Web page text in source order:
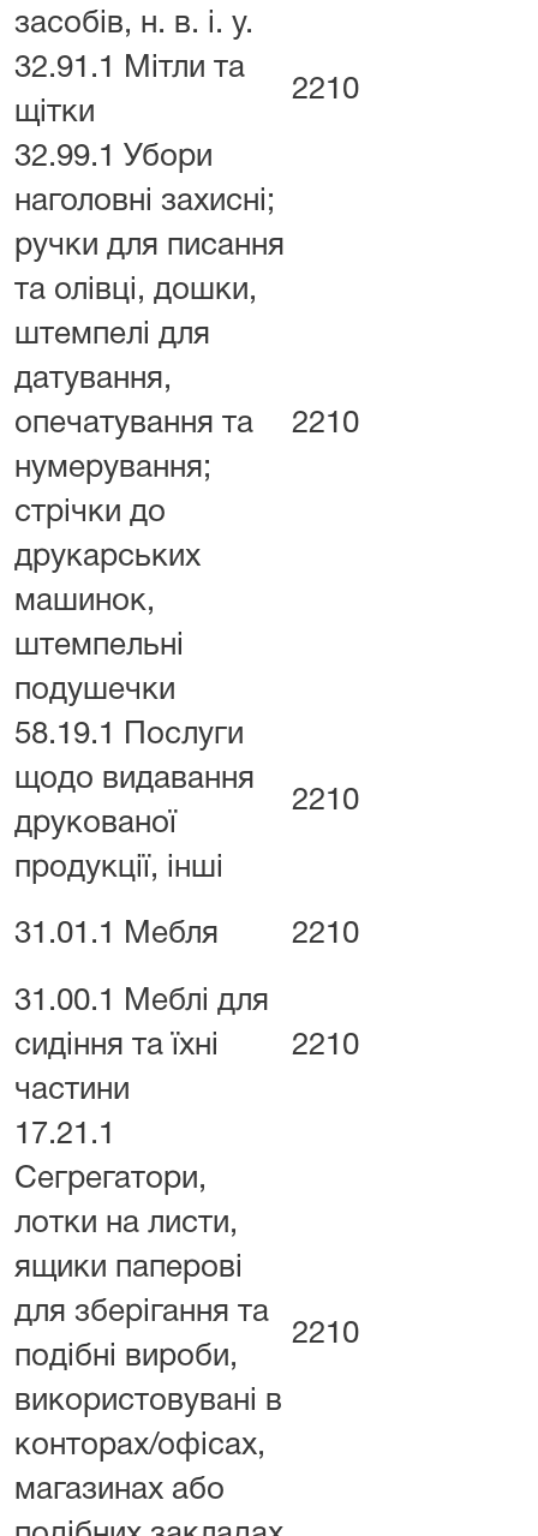
засобів, н. в. і. у.
32.91.1 Мітли та
щітки
2210
32.99.1 Убори
наголовні захисні;
ручки для писання
та олівці, дошки,
штемпелі для
датування,
опечатування та
нумерування;
стрічки до
друкарських
машинок,
штемпельні
подушечки
2210
58.19.1 Послуги
щодо видавання
друкованої
продукції, інші
2210
31.01.1 Мебля 2210
31.00.1 Меблі для
сидіння та їхні
частини
2210
17.21.1
Сегрегатори,
лотки на листи,
ящики паперові
для зберігання та
подібні вироби,
використовувані в
конторах/офісах,
магазинах або
2210